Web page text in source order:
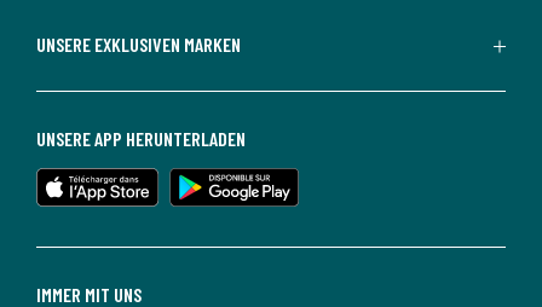
UNSERE EXKLUSIVEN MARKEN
IMMER MIT UNS
UNSERE APP HERUNTERLADEN